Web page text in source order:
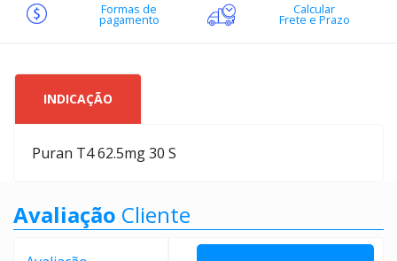
Formas de
pagamento
Calcular
Frete e Prazo
INDICAÇÃO
Puran T4 62.5mg 30 S
Avaliação Cliente